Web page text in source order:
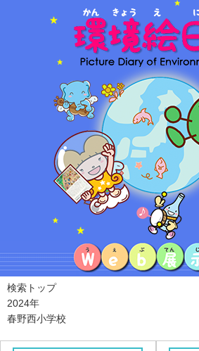
検索トップ
2024年
春野西小学校